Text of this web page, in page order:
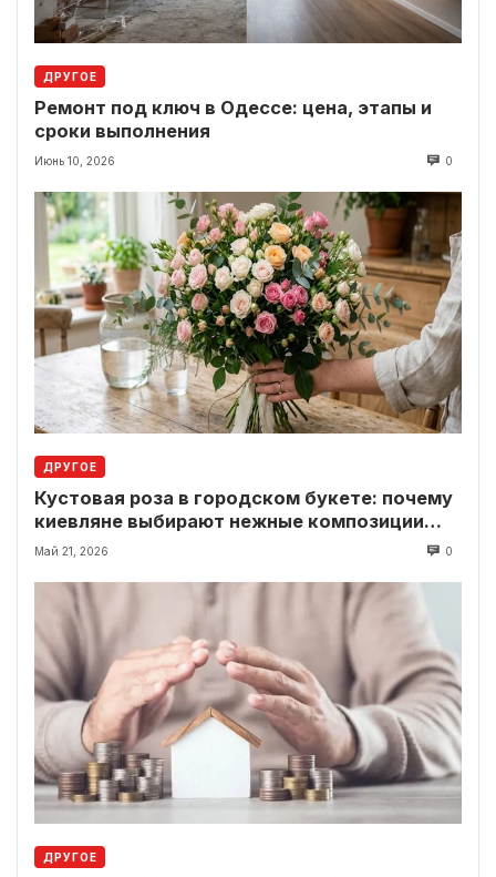
ДРУГОЕ
Ремонт под ключ в Одессе: цена, этапы и
сроки выполнения
Июнь 10, 2026 0
ДРУГОЕ
Кустовая роза в городском букете: почему
киевляне выбирают нежные композиции
вместо классики
Май 21, 2026 0
ДРУГОЕ